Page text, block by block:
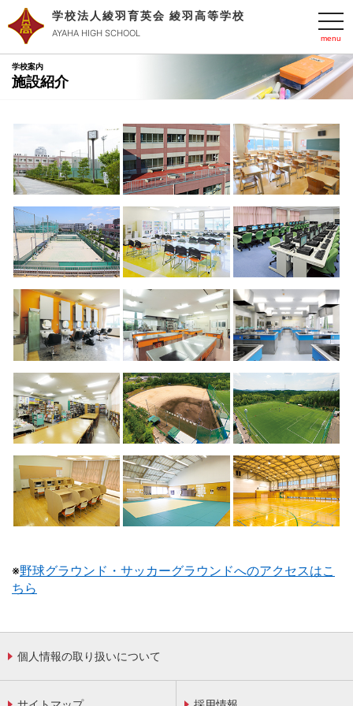
t
o
g
g
l
e
a
i
g
a
t
i
o
n
学校法人綾羽育英会 綾羽高等学校
AYAHA HIGH SCHOOL
学校案内
施設紹介
※野球グラウンド・サッカーグラウンドへのアクセスはこ
ちら
個人情報の取り扱いについて